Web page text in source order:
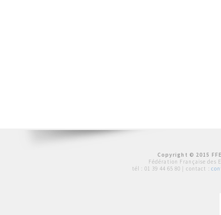
Copyright © 2015
Fédération Française des
tél : 01 39 44 65 80 | contact :